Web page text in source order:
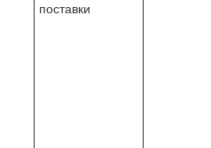
поставки